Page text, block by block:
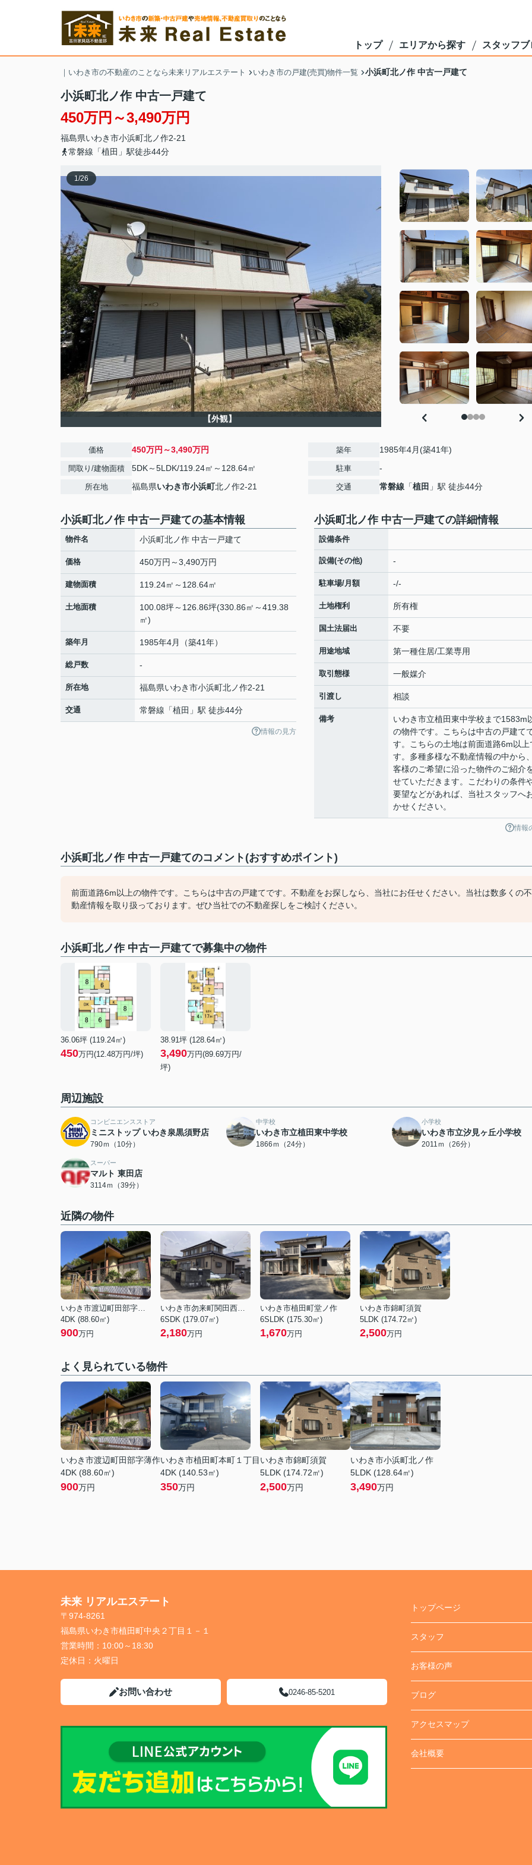
トップ エリアから探す スタッフブ
｜いわき市の不動産のことなら未来リアルエステート いわき市の戸建(売買)物件一覧 小浜町北ノ作 中古一戸建て
小浜町北ノ作 中古一戸建て
450万円～3,490万円
福島県いわき市小浜町北ノ作2-21
常磐線「植田」駅徒歩44分
1/26
【外観】
価格 450万円～3,490万円
間取り/建物面積 5DK～5LDK/119.24㎡～128.64㎡
所在地 福島県いわき市小浜町北ノ作2-21
築年 1985年4月(築41年)
駐車 -
交通 常磐線 「植田 」駅 徒歩44分
小浜町北ノ作 中古一戸建ての基本情報
物件名 小浜町北ノ作 中古一戸建て
価格 450万円～3,490万円
建物面積 119.24㎡～128.64㎡
土地面積
100.08坪～126.86坪(330.86㎡～419.38
㎡)
築年月 1985年4月（築41年）
総戸数 -
所在地 福島県いわき市小浜町北ノ作2-21
交通 常磐線 「植田 」駅 徒歩44分
情報の見方
小浜町北ノ作 中古一戸建ての詳細情報
設備条件
設備(その他) -
駐車場/月額 -/-
土地権利 所有権
国土法届出 不要
用途地域 第一種住居/工業専用
取引態様 一般媒介
引渡し 相談
備考
いわき市立植田東中学校まで1583m
の物件です。こちらは中古の戸建て
す。こちらの土地は前面道路6m以上
す。多種多様な不動産情報の中から
客様のご希望に沿った物件のご紹介
せていただきます。こだわりの条件
要望などがあれば、当社スタッフへ
かせください。
情報
小浜町北ノ作 中古一戸建てのコメント(おすすめポイント)
前面道路6m以上の物件です。こちらは中古の戸建てです。不動産をお探しなら、当社にお任せください。当社は数多くの不
動産情報を取り扱っております。ぜひ当社での不動産探しをご検討ください。
小浜町北ノ作 中古一戸建てで募集中の物件
36.06坪 (119.24㎡)
450万円(12.48万円/坪)
38.91坪 (128.64㎡)
3,490万円(89.69万円/
坪)
周辺施設
コンビニエンスストア
ミニストップ いわき泉黒須野店
790ｍ（10分）
中学校
いわき市立植田東中学校
1866ｍ（24分）
小学校
いわき市立汐見ヶ丘小学校
2011ｍ（26分）
スーパー
マルト 東田店
3114ｍ（39分）
近隣の物件
いわき市渡辺町田部字薄作
4DK (88.60㎡)
900万円
いわき市勿来町関田西１丁目
6SDK (179.07㎡)
2,180万円
いわき市植田町堂ノ作
6SLDK (175.30㎡)
1,670万円
いわき市錦町須賀
5LDK (174.72㎡)
2,500万円
よく見られている物件
いわき市渡辺町田部字薄作
4DK (88.60㎡)
900万円
いわき市植田町本町１丁目
4DK (140.53㎡)
350万円
いわき市錦町須賀
5LDK (174.72㎡)
2,500万円
いわき市小浜町北ノ作
5LDK (128.64㎡)
3,490万円
未来 リアルエステート
〒974-8261
福島県いわき市植田町中央２丁目１－１
営業時間： 10:00～18:30
定休日： 火曜日
お問い合わせ 0246-85-5201
トップページ
スタッフ
お客様の声
ブログ
アクセスマップ
会社概要